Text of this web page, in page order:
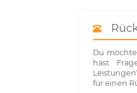
Du
hast
für einen